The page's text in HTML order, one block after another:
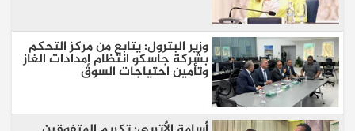
وزير البترول: يتابع من مركز التحكم
بشركة جاسكو انتظام إمدادات الغاز
وتأمين احتياجات السوق